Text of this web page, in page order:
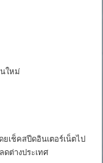
ใหม่
เช็คสปีดอินเตอร์เน็ตไป
ดต่างประเทศ